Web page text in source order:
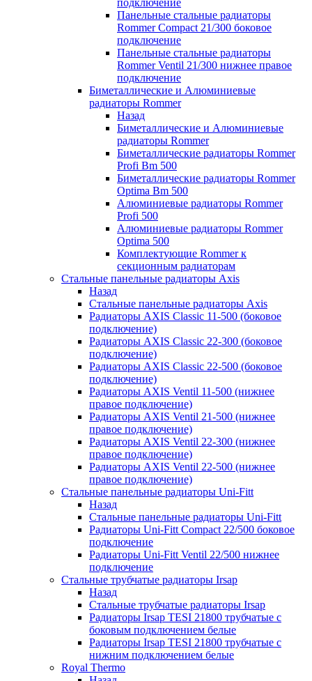
подключение
Панельные стальные радиаторы
Rommer Compact 21/300 боковое
подключение
Панельные стальные радиаторы
Rommer Ventil 21/300 нижнее правое
подключение
Биметаллические и Алюминиевые
радиаторы Rommer
Назад
Биметаллические и Алюминиевые
радиаторы Rommer
Биметаллические радиаторы Rommer
Profi Bm 500
Биметаллические радиаторы Rommer
Optima Bm 500
Алюминиевые радиаторы Rommer
Profi 500
Алюминиевые радиаторы Rommer
Optima 500
Комплектующие Rommer к
секционным радиаторам
Стальные панельные радиаторы Axis
Назад
Стальные панельные радиаторы Axis
Радиаторы AXIS Classic 11-500 (боковое
подключение)
Радиаторы AXIS Classic 22-300 (боковое
подключение)
Радиаторы AXIS Classic 22-500 (боковое
подключение)
Радиаторы AXIS Ventil 11-500 (нижнее
правое подключение)
Радиаторы AXIS Ventil 21-500 (нижнее
правое подключение)
Радиаторы AXIS Ventil 22-300 (нижнее
правое подключение)
Радиаторы AXIS Ventil 22-500 (нижнее
правое подключение)
Стальные панельные радиаторы Uni-Fitt
Назад
Стальные панельные радиаторы Uni-Fitt
Радиаторы Uni-Fitt Compact 22/500 боковое
подключение
Радиаторы Uni-Fitt Ventil 22/500 нижнее
подключение
Стальные трубчатые радиаторы Irsap
Назад
Стальные трубчатые радиаторы Irsap
Радиаторы Irsap TESI 21800 трубчатые с
боковым подключением белые
Радиаторы Irsap TESI 21800 трубчатые с
нижним подключением белые
Royal Thermo